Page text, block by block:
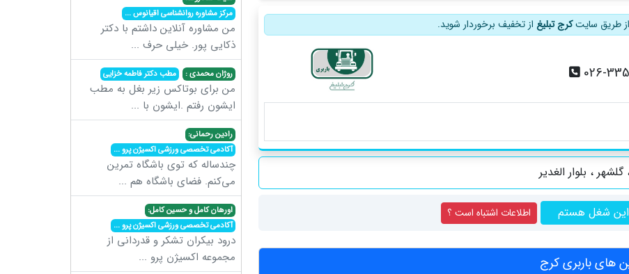
از طریق سایتکرج تبلیغ از تخفیف برخوردار شوید.
026-
، بلوار الغدیر
شغل هستم اطلاعات اشتباه است ؟
های باربری کرج
مرکز مشاوره روانشناسی اقیانوس...
من مشاوره آنلاین داشتم با دکتر
ذکایی پور. خیلی حرف ...
روژان محمدی : مطب دکتر فاطمه خزایی
من برای بوتاکس زیر بغل به مطب
ایشون رفتم .ایشون با ...
رادین رحمانی:
آکادمی تخصصی ورزشی اکسیژن پرو...
چندساله که توی باشگاه تمرین
می‌کنم. فضای باشگاه هم ...
اورهان کامل و حسین کامل:
آکادمی تخصصی ورزشی اکسیژن پرو...
درود بیکران تشکر و قدردانی از
مجموعه اکسیژن پرو ...